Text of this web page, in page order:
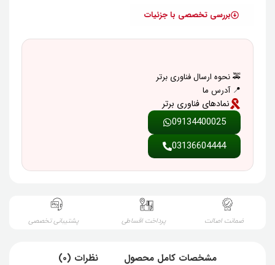
بررسی تخصصی با جزئیات
🚕 نحوه ارسال فناوری برتر
📍 آدرس ما
نمادهای فناوری برتر
09134400025
03136604444
ضمانت اصالت پرداخت اقساطی پشتیبانی تخصصی
مشخصات کامل محصول نظرات (0)